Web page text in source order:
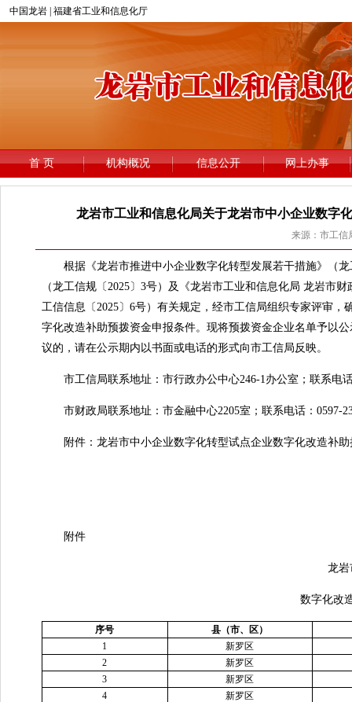
龙岩市工业和信息化局关于龙岩市中小企业数字
来源：市工信
根据《龙岩市推进中小企业数字化转型发展若干措施》（龙
（龙工信规〔2025〕3号）及《龙岩市工业和信息化局 龙岩市
工信信息〔2025〕6号）有关规定，经市工信局组织专家评审
字化改造补助预拨资金申报条件。现将预拨资金企业名单予以
议的，请在公示期内以书面或电话的形式向市工信局反映。
市工信局联系地址：市行政办公中心246-1办公室；联系电话
市财政局联系地址：市金融中心2205室；联系电话：0597-
附件：龙岩市中小企业数字化转型试点企业数字化改造补助
附件
龙岩市
数字化改造
序号
县（市、区）
1
新罗区
2
新罗区
3
新罗区
4
新罗区